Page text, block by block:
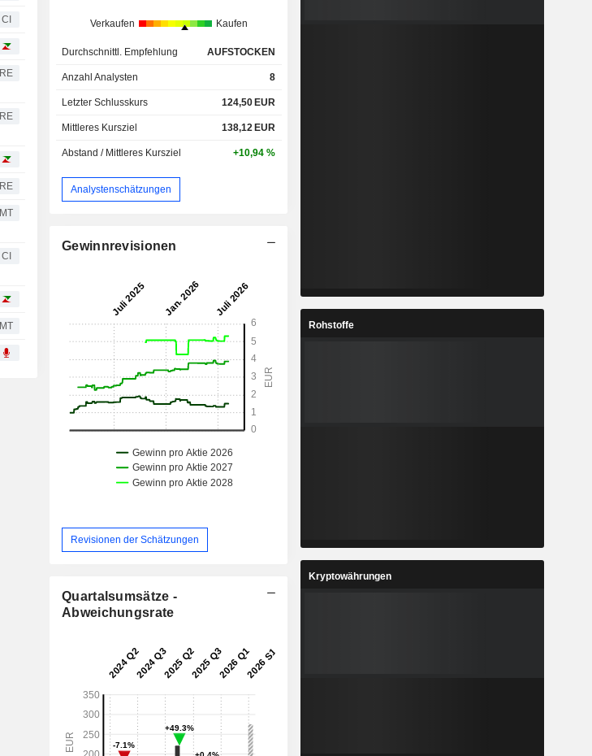
CI
RE
RE
RE
MT
CI
MT
Verkaufen Kaufen
Durchschnittl. Empfehlung AUFSTOCKEN
Anzahl Analysten 8
Letzter Schlusskurs 124,50 EUR
Mittleres Kursziel 138,12 EUR
Abstand / Mittleres Kursziel +10,94 %
Analystenschätzungen
Gewinnrevisionen
Revisionen der Schätzungen
Quartalsumsätze -
Abweichungsrate
Rohstoffe
Kryptowährungen